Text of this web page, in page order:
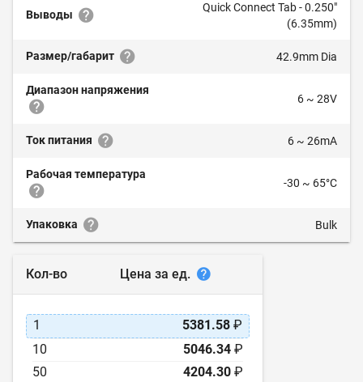
Выводы
Quick Connect Tab - 0.250"
(6.35mm)
Размер/габарит 42.9mm Dia
Диапазон напряжения
6 ~ 28V
Ток питания 6 ~ 26mA
Рабочая температура
-30 ~ 65°C
Упаковка Bulk
Кол-во Цена за ед.
1 5381.58 ₽
10
5046.34 ₽
50
4204.30 ₽